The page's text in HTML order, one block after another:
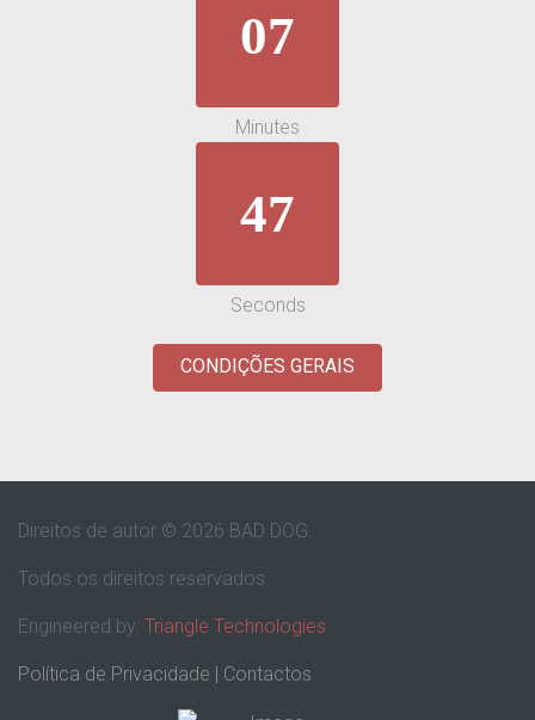
07
Minutes
47
Seconds
CONDIÇÕES GERAIS
Direitos de autor © 2026 BAD DOG.
Todos os direitos reservados.
Engineered by: Triangle Technologies
Política de Privacidade Contactos